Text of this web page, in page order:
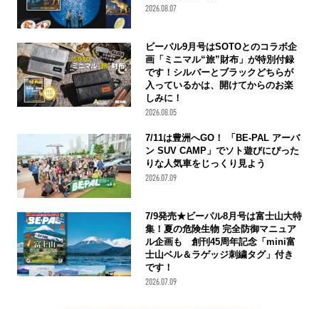
2026.08.07
ビーパル9月号はSOTOとのコラボ企
画「ミニマル“旅”財布」が特別付録
です！シルバーとブラックどちらが
入っているかは、開けてからのお楽
しみに！
2026.08.05
7/11は豊洲へGO！ 「BE-PAL アーバ
ン SUV CAMP」でソト遊びにぴった
りな人気車をじっくり見よう
2026.07.09
7/9発売★ビーパル8月号は富士山大特
集！夏の危険生物 完全防御マニュア
ル企画も 創刊45周年記念「mini富
士山ベル＆ラゲッジ刺繍タグ」付き
です！
2026.07.09